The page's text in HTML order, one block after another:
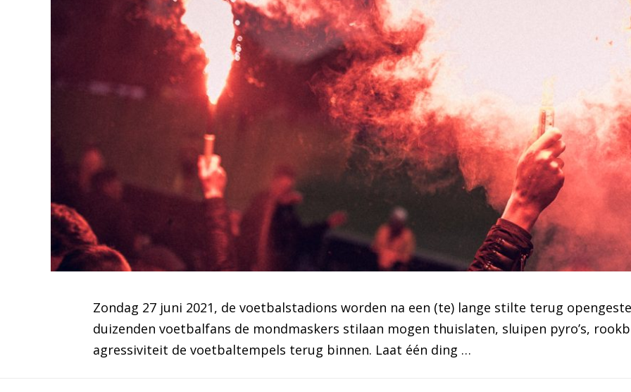
Zondag 27 juni 2021, de voetbalstadions worden na een (te) lange stilte terug
duizenden voetbalfans de mondmaskers stilaan mogen thuislaten, sluipen pyro’s,
agressiviteit de voetbaltempels terug binnen. Laat één ding …